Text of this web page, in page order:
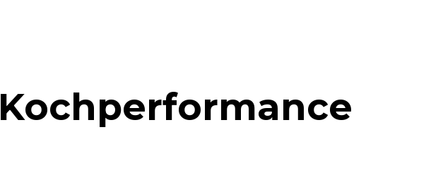
Kochperformance